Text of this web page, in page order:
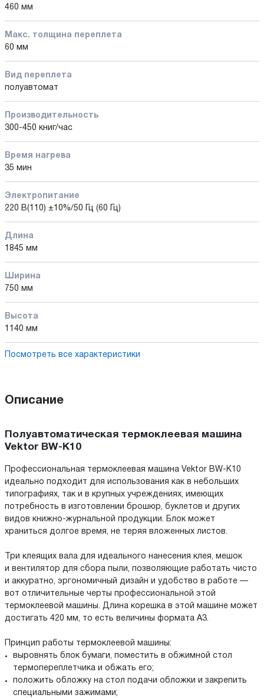
460 мм
Макс. толщина переплета
60 мм
Вид переплета
полуавтомат
Производительность
300-450 книг/час
Время нагрева
35 мин
Электропитание
220 В(110) ±10%/50 Гц (60 Гц)
Длина
1845 мм
Ширина
750 мм
Высота
1140 мм
Посмотреть все характеристики
Описание
Полуавтоматическая термоклеевая машина
Vektor BW-K10
Профессиональная термоклеевая машина Vektor BW-K10
идеально подходит для использования как в небольших
типографиях, так и в крупных учреждениях, имеющих
потребность в изготовлении брошюр, буклетов и других
видов книжно-журнальной продукции. Блок может
храниться долгое время, не теряя вложенных листов.
Три клеящих вала для идеального нанесения клея, мешок
и вентилятор для сбора пыли, позволяющие работать чисто
и аккуратно, эргономичный дизайн и удобство в работе —
вот отличительные черты профессиональной этой
термоклеевой машины. Длина корешка в этой машине может
достигать 420 мм, то есть величины формата А3.
Принцип работы термоклеевой машины:
выровнять блок бумаги, поместить в обжимной стол
термопереплетчика и обжать его;
положить обложку на стол подачи обложки и закрепить
специальными зажимами;